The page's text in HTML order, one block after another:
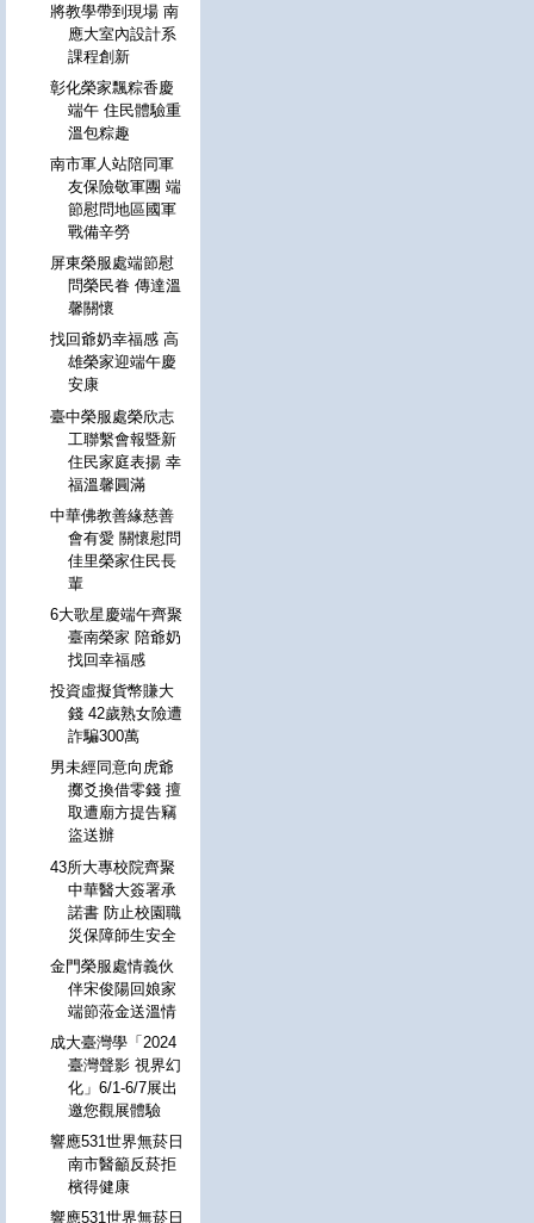
將教學帶到現場 南
應大室內設計系
課程創新
彰化榮家飄粽香慶
端午 住民體驗重
溫包粽趣
南市軍人站陪同軍
友保險敬軍團 端
節慰問地區國軍
戰備辛勞
屏東榮服處端節慰
問榮民眷 傳達溫
馨關懷
找回爺奶幸福感 高
雄榮家迎端午慶
安康
臺中榮服處榮欣志
工聯繫會報暨新
住民家庭表揚 幸
福溫馨圓滿
中華佛教善緣慈善
會有愛 關懷慰問
佳里榮家住民長
輩
6大歌星慶端午齊聚
臺南榮家 陪爺奶
找回幸福感
投資虛擬貨幣賺大
錢 42歲熟女險遭
詐騙300萬
男未經同意向虎爺
擲爻換借零錢 擅
取遭廟方提告竊
盜送辦
43所大專校院齊聚
中華醫大簽署承
諾書 防止校園職
災保障師生安全
金門榮服處情義伙
伴宋俊陽回娘家
端節蒞金送溫情
成大臺灣學「2024
臺灣聲影 視界幻
化」6/1-6/7展出
邀您觀展體驗
響應531世界無菸日
南市醫籲反菸拒
檳得健康
響應531世界無菸日